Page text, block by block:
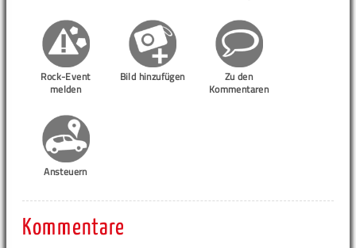
Rock-Event
melden
Bild hinzufügen
Zu den
Kommentaren
Ansteuern
Kommentare